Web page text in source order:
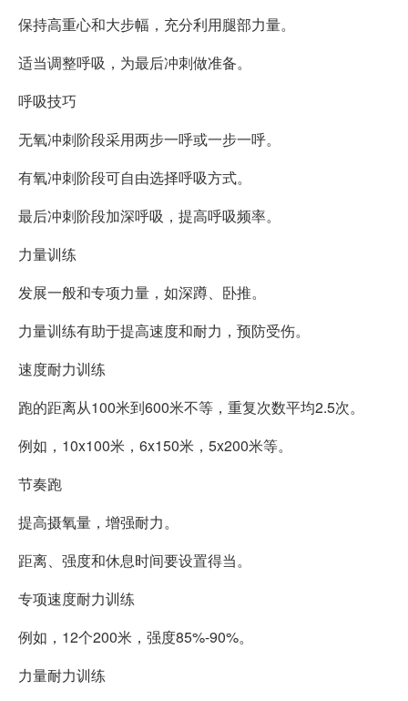
保持高重心和大步幅，充分利用腿部力量。
适当调整呼吸，为最后冲刺做准备。
呼吸技巧
无氧冲刺阶段采用两步一呼或一步一呼。
有氧冲刺阶段可自由选择呼吸方式。
最后冲刺阶段加深呼吸，提高呼吸频率。
力量训练
发展一般和专项力量，如深蹲、卧推。
力量训练有助于提高速度和耐力，预防受伤。
速度耐力训练
跑的距离从100米到600米不等，重复次数平均2.5次。
例如，10x100米，6x150米，5x200米等。
节奏跑
提高摄氧量，增强耐力。
距离、强度和休息时间要设置得当。
专项速度耐力训练
例如，12个200米，强度85%-90%。
力量耐力训练